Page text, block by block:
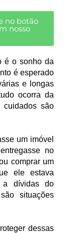
no botão
nosso
é o sonho da
é esperado
e longas
ocorra da
cuidados são
um imóvel
no
comprar um
ele estava
a dívidas do
situações
dessas